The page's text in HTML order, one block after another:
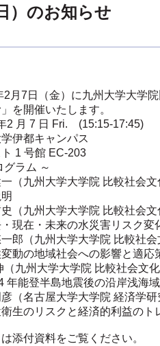
）のお知らせ
2月7日（金）に九州大学大学
を開催いたします。
2 月 7 日 Fri. (15:15-17:45)
伊都キャンパス
1 号館 EC-203
グラム ～
（九州大学大学院 比較社会文
（九州大学大学院 比較社会文
・現在・未来の水災害リスク変
郎（九州大学大学院 比較社会
変動の地域社会への影響と適応
（九州大学大学院 比較社会文化
年能登半島地震後の沿岸浅海
（名古屋大学大学院 経済学研
衛生のリスクと経済的利益の
添付資料をご覧ください。